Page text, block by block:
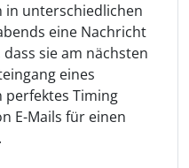
in unterschiedlichen
eine Nachricht
sie am nächsten
eines
perfektes Timing
E-Mails für einen